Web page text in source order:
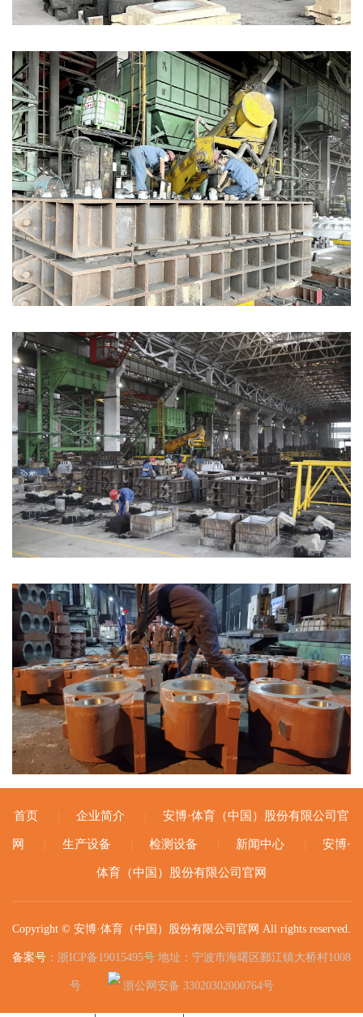
首页 企业简介 安博·体育（中国）股份有限公司官
网 生产设备 检测设备 新闻中心 安博·
体育（中国）股份有限公司官网
Copyright © 安博·体育（中国）股份有限公司官网 All rights reserved.
备案号 ：浙ICP备19015495号 地址：宁波市海曙区鄞江镇大桥村1008
号 浙公网安备 33020302000764号